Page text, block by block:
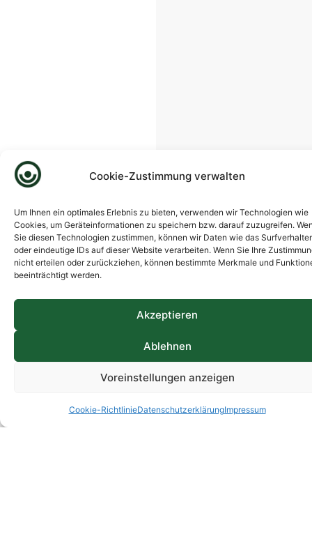
Cookie-Zustimmung verwalten
Um Ihnen ein optimales Erlebnis zu bieten, verwenden wir Technologien wie
Cookies, um Geräteinformationen zu speichern bzw. darauf zuzugreifen.
Sie diesen Technologien zustimmen, können wir Daten wie das
oder eindeutige IDs auf dieser Website verarbeiten. Wenn Sie Ihre
nicht erteilen oder zurückziehen, können bestimmte Merkmale und
beeinträchtigt werden.
Akzeptieren
Ablehnen
Voreinstellungen anzeigen
Cookie-RichtlinieDatenschutzerklärungImpressum